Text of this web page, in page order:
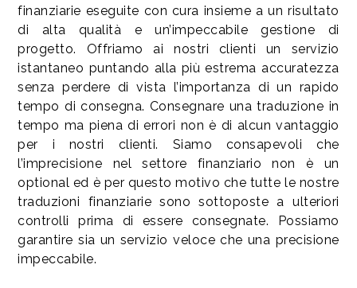
finanziarie eseguite con cura insieme a un risultato
di alta qualità e un’impeccabile gestione di
progetto. Offriamo ai nostri clienti un servizio
istantaneo puntando alla più estrema accuratezza
senza perdere di vista l’importanza di un rapido
tempo di consegna. Consegnare una traduzione in
tempo ma piena di errori non è di alcun vantaggio
per i nostri clienti. Siamo consapevoli che
l’imprecisione nel settore finanziario non è un
optional ed è per questo motivo che tutte le nostre
traduzioni finanziarie sono sottoposte a ulteriori
controlli prima di essere consegnate. Possiamo
garantire sia un servizio veloce che una precisione
impeccabile.